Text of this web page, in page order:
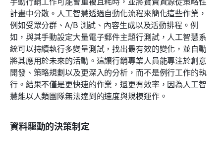
計畫中分散。人工智慧透過自動化流程來簡化這些作業，
例如受眾分群、A/B 測試、內容生成以及活動排程。例
如，與其手動設定大量電子郵件主題行測試，人工智慧系
統可以持續執行多變量測試，找出最有效的變化，並自動
將其應用於未來的活動。這讓行銷專業人員能專注於創意
開發、策略規劃以及更深入的分析，而不是例行工作的執
行。結果不僅是更快速的作業，還更有效率，因為人工智
慧能以人類團隊無法達到的速度與規模運作。
資料驅動的決策制定